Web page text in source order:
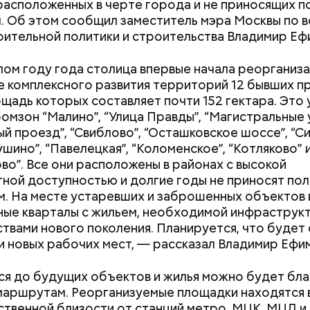
в черте города и не приносящих
Об этом сообщил заместитель мэра Москвы по
политики и строительства Владимир
году года столица впервые начала
комплексного развития территорий 12 бывших
которых составляет почти 152 гектара. Это
“Малино”, “Улица Правды”, “Магистральные
проезд”, “Свиблово”, “Осташковское шоссе”,
“Павелецкая”, “Коломенское”, “Котляково”
Все они расположены в районах с высокой
доступностью и долгие годы не приносят
На месте устаревших и заброшенных объектов
кварталы с жильем, необходимой
нового поколения. Планируется, что будет
новых рабочих мест, — рассказал Владимир
до будущих объектов и жилья можно будет
Реорганизуемые площадки находятся
время велоинфраструктура «Зеленого кольца»
в пяти округах города, подчеркнули в ЦОДД:
зоопарк — один из старейших в Европе. Он
популяции обитателей, поэтому можно
как растут милые детеныши.